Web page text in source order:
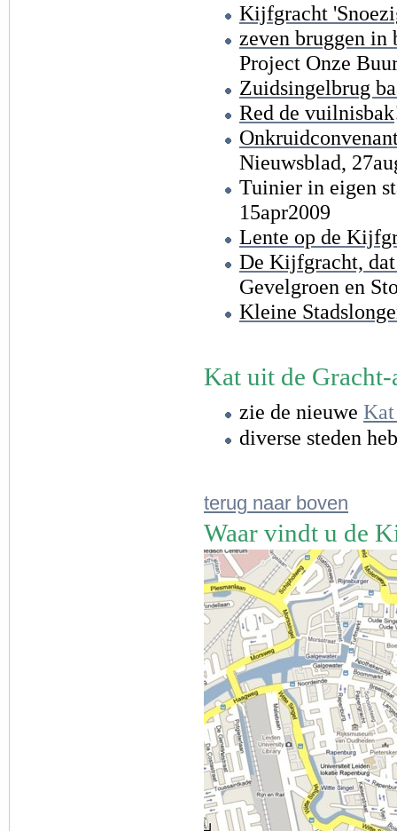
Kijfgracht
zeven bruggen
Project Onze
Zuidsingelbrug
Red de vuilnisbak
Nieuwsblad,
Tuinier in eigen
15apr2009
Lente op de
De Kijfgracht,
Gevelgroen en
Kleine
Kat uit de
zie de nieuwe
diverse steden
terug naar boven
Waar vindt u de